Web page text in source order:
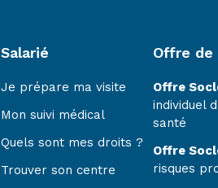
Salarié
Je prépare ma visite
Mon suivi médical
Quels sont mes droits ?
Trouver son centre
Offre de
Offre
individuel
santé
Offre
risques